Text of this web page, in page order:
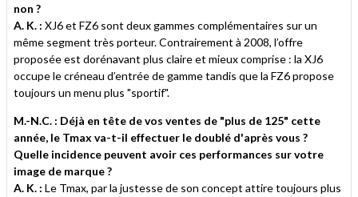
non ?
A. K. : XJ6 et FZ6 sont deux gammes complémentaires sur un
même segment très porteur. Contrairement à 2008, l’offre
proposée est dorénavant plus claire et mieux comprise : la XJ6
occupe le créneau d’entrée de gamme tandis que la FZ6 propose
toujours un menu plus "sportif".
M.-N.C. : Déjà en tête de vos ventes de "plus de 125" cette
année, le Tmax va-t-il effectuer le doublé d'après vous ?
Quelle incidence peuvent avoir ces performances sur votre
image de marque ?
A. K. : Le Tmax, par la justesse de son concept attire toujours plus